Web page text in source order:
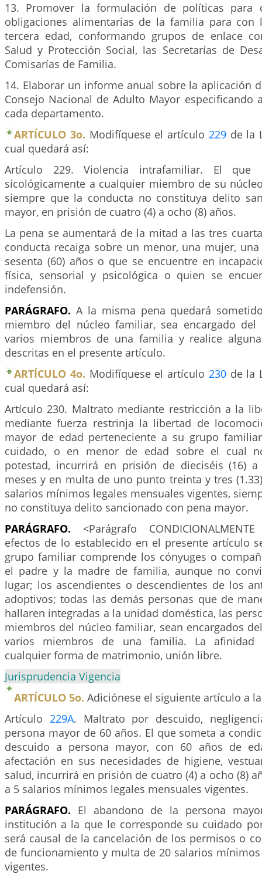
13. Promover la formulación de políticas para
obligaciones alimentarias de la familia para con
tercera edad, conformando grupos de enlace
Salud y Protección Social, las Secretarías de
Comisarías de Familia.
14. Elaborar un informe anual sobre la aplicación
Consejo Nacional de Adulto Mayor especificando
cada departamento.
ARTÍCULO 3o. Modifíquese el artículo 229de la
cual quedará así:
Artículo 229. Violencia intrafamiliar. El
sicológicamente a cualquier miembro de su
siempre que la conducta no constituya delito
mayor, en prisión de cuatro (4) a ocho (8) años.
La pena se aumentará de la mitad a las tres
conducta recaiga sobre un menor, una mujer,
sesenta (60) años o que se encuentre en
física, sensorial y psicológica o quien se
indefensión.
PARÁGRAFO. A la misma pena quedará
miembro del núcleo familiar, sea encargado
varios miembros de una familia y realice
descritas en el presente artículo.
ARTÍCULO 4o. Modifíquese el artículo 230de la
cual quedará así:
Artículo 230. Maltrato mediante restricción a la
mediante fuerza restrinja la libertad de
mayor de edad perteneciente a su grupo
cuidado, o en menor de edad sobre el cual
potestad, incurrirá en prisión de dieciséis (16)
meses y en multa de uno punto treinta y tres
salarios mínimos legales mensuales vigentes,
no constituya delito sancionado con pena mayor.
PARÁGRAFO. <Parágrafo
efectos de lo establecido en el presente artículo
grupo familiar comprende los cónyuges o
el padre y la madre de familia, aunque no
lugar; los ascendientes o descendientes de los
adoptivos; todas las demás personas que de
hallaren integradas a la unidad doméstica, las
miembros del núcleo familiar, sean encargados
varios miembros de una familia. La afinidad
cualquier forma de matrimonio, unión libre.
Jurisprudencia Vigencia
ARTÍCULO 5o. Adiciónese el siguiente artículo a
Artículo 229A. Maltrato por descuido,
persona mayor de 60 años. El que someta a
descuido a persona mayor, con 60 años de
afectación en sus necesidades de higiene,
salud, incurrirá en prisión de cuatro (4) a ocho (8)
a 5 salarios mínimos legales mensuales vigentes.
PARÁGRAFO. El abandono de la persona
institución a la que le corresponde su cuidado
será causal de la cancelación de los permisos o
de funcionamiento y multa de 20 salarios
vigentes.